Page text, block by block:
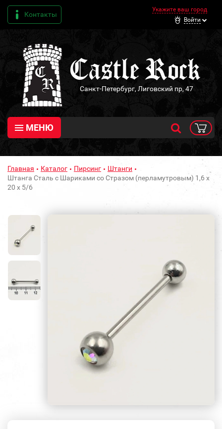
Контакты
Укажите ваш город
Войти
Санкт-Петербург, Лиговский пр, 47
МЕНЮ
Главная Каталог Пирсинг
Штанги
Штанга Сталь с Шариками со Стразом (перламутровым) 1,6 х
20 х 5/6